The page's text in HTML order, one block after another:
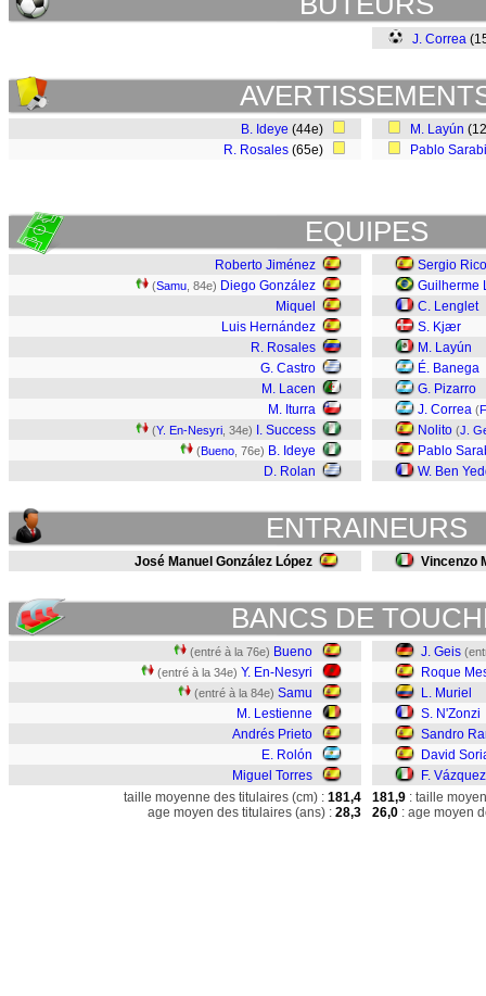
J. Correa
B. Ideye (44e)
R. Rosales (65e)
M. Layún
Pablo
EQUIPES
Roberto Jiménez
(Samu , 84e) Diego González
Miquel
Luis Hernández
R. Rosales
G. Castro
M. Lacen
M. Iturra
(Y. En-Nesyri , 34e) I. Success
(Bueno , 76e) B. Ideye
D. Rolan
Sergio Rico
Guilherme
C. Lenglet
S. Kjær
M. Layún
É. Banega
G. Pizarro
J. Correa (
Nolito (J.
Pablo
W. Ben
ENTRAINEURS
José Manuel González López Vincenzo
BANCS DE
(entré à la 76e) Bueno
(entré à la 34e) Y. En-Nesyri
(entré à la 84e) Samu
M. Lestienne
Andrés Prieto
E. Rolón
Miguel Torres
J. Geis
Roque
L. Muriel
S. N'Zonzi
Sandro
David
F. Vázquez
taille moyenne des titulaires (cm) : 181,4
age moyen des titulaires (ans) : 28,3
181,9 : taille
26,0 : age moyen